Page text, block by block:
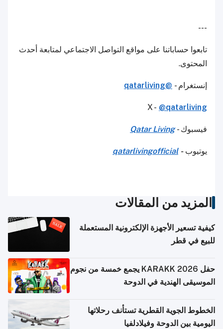
---
تابعوا حساباتنا على مواقع التواصل الاجتماعي لمتابعة أحدث
المحتوى.
إنستغرام - @qatarliving
X - @qatarliving
فيسبوك -Qatar Living
يوتيوب-
qatarlivingofficial
المزيد من المقالات
كيفية تسعير الأجهزة الإلكترونية المستعملة
للبيع في قطر
حفل KARAKK 2026 يجمع خمسة من نجوم
الموسيقى الهندية في الدوحة
الخطوط الجوية القطرية تستأنف رحلاتها
اليومية بين الدوحة وفيلادلفيا